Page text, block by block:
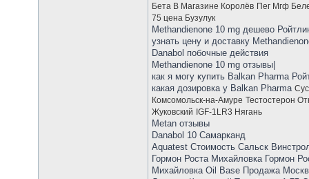
Бета В Магазине Королёв Пег Мгф
75 цена Бузулук
Methandienone 10 mg дешево
узнать цену и доставку
Danabol побочные действия
Methandienone 10 mg отзывы|
как я могу купить Balkan Pharma
какая дозировка у Balkan Pharma
Комсомольск-на-Амуре Тестостерон
Жуковский IGF-1LR3 Нягань
Metan отзывы
Danabol 10 Самарканд
Aquatest Стоимость Сальск
Гормон Роста Михайловка Гормон
Михайловка Oil Base Продажа